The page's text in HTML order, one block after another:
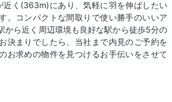
近く(363m)にあり、気軽に羽を伸ばしたい
。コンパクトな間取りで使い勝手のいいア
から近く周辺環境も良好な駅から徒歩5分の
決まりでしたら、当社まで内見のご予約を
お求めの物件を見つけるお手伝いをさせて